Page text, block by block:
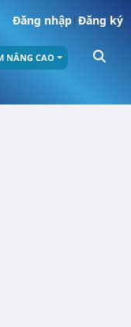
Đăng nhập|Đăng ký
NÂNG CAO